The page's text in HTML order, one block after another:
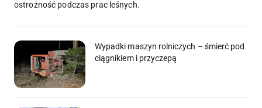
ostrożność podczas prac leśnych.
Wypadki maszyn rolniczych – śmierć pod
ciągnikiem i przyczepą